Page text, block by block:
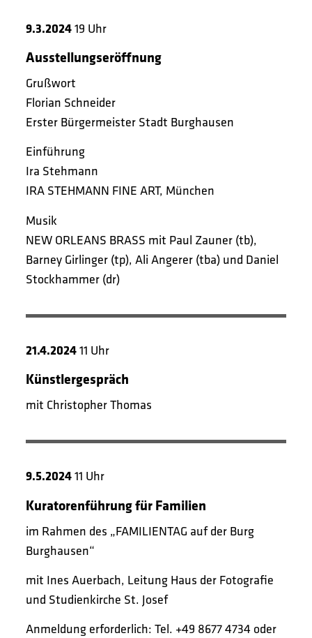
9.3.202419 Uhr
Ausstellungseröffnung
Grußwort
Florian Schneider
Erster Bürgermeister Stadt Burghausen
Einführung
Ira Stehmann
IRA STEHMANN FINE ART, München
Musik
NEW ORLEANS BRASS mit Paul Zauner (tb),
Barney Girlinger (tp), Ali Angerer (tba) und Daniel
Stockhammer (dr)
21.4.202411 Uhr
Künstlergespräch
mit Christopher Thomas
9.5.202411 Uhr
Kuratorenführung für Familien
im Rahmen des „FAMILIENTAG auf der Burg
Burghausen“
mit Ines Auerbach, Leitung Haus der Fotografie
und Studienkirche St. Josef
Anmeldung erforderlich: Tel. +49 8677 4734 oder